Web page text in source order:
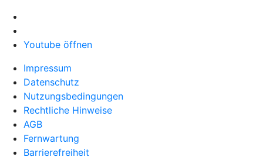
Youtube öffnen
Impressum
Datenschutz
Nutzungsbedingungen
Rechtliche Hinweise
AGB
Fernwartung
Barrierefreiheit